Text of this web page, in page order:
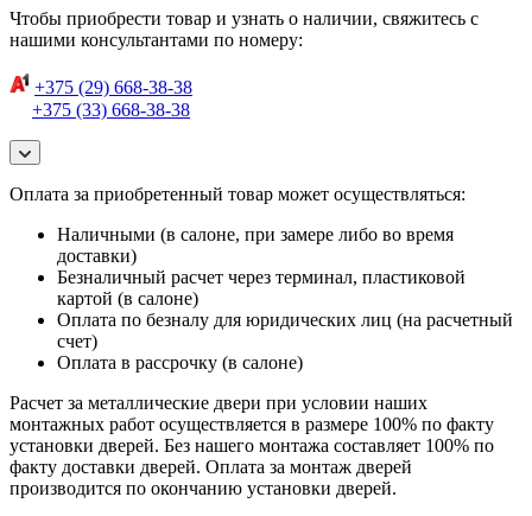
Чтобы приобрести товар и узнать о наличии, свяжитесь с
нашими консультантами по номеру:
+375 (29) 668-38-38
+375 (33) 668-38-38
Оплата за приобретенный товар может осуществляться:
Наличными (в салоне, при замере либо во время
доставки)
Безналичный расчет через терминал, пластиковой
картой (в салоне)
Оплата по безналу для юридических лиц (на расчетный
счет)
Оплата в рассрочку (в салоне)
Расчет за металлические двери при условии наших
монтажных работ осуществляется в размере 100% по факту
установки дверей. Без нашего монтажа составляет 100% по
факту доставки дверей. Оплата за монтаж дверей
производится по окончанию установки дверей.